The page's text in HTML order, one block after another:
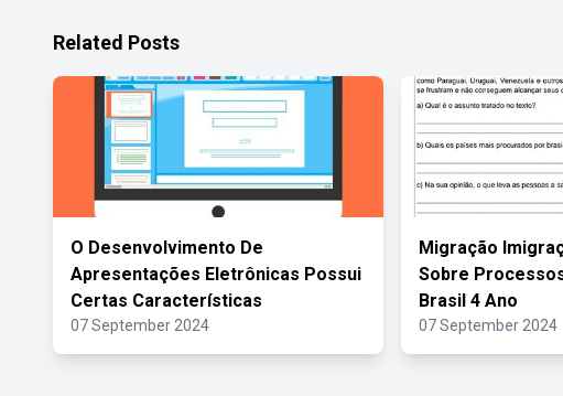
Related Posts
O Desenvolvimento De
Apresentações Eletrônicas Possui
Certas Características
07 September 2024
Migração
Sobre
Brasil 4 Ano
07 September 2024